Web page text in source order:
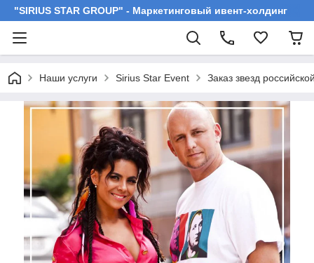
"SIRIUS STAR GROUP" - Маркетинговый ивент-холдинг
Наши услуги Sirius Star Event Заказ звезд